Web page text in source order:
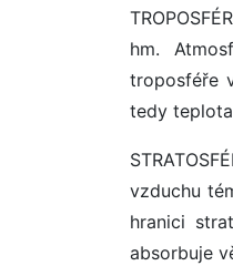
hm.
troposféře
tedy
vzduchu
hranici
absorbuje